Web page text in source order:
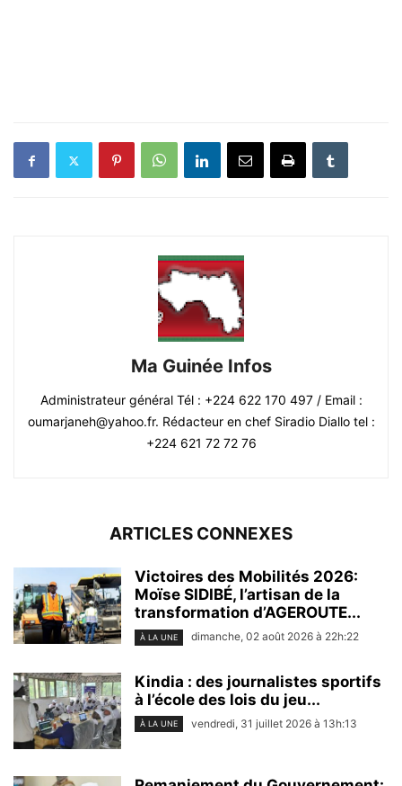
Ma Guinée Infos
Administrateur général Tél : +224 622 170 497 / Email :
oumarjaneh@yahoo.fr. Rédacteur en chef Siradio Diallo tel :
+224 621 72 72 76
ARTICLES CONNEXES
Victoires des Mobilités 2026:
Moïse SIDIBÉ, l’artisan de la
transformation d’AGEROUTE...
À LA UNE dimanche, 02 août 2026 à 22h:22
Kindia : des journalistes sportifs
à l’école des lois du jeu...
À LA UNE vendredi, 31 juillet 2026 à 13h:13